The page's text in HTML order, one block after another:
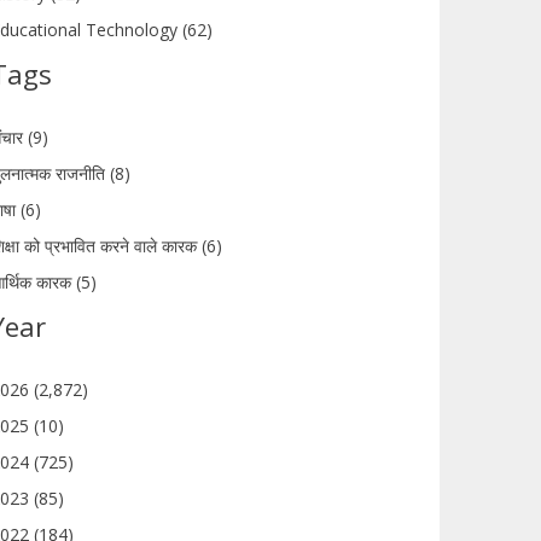
Technology (62)
(9)
राजनीति (8)
(6)
को प्रभावित करने वाले कारक (6)
कारक (5)
(2,872)
(10)
(725)
(85)
(184)